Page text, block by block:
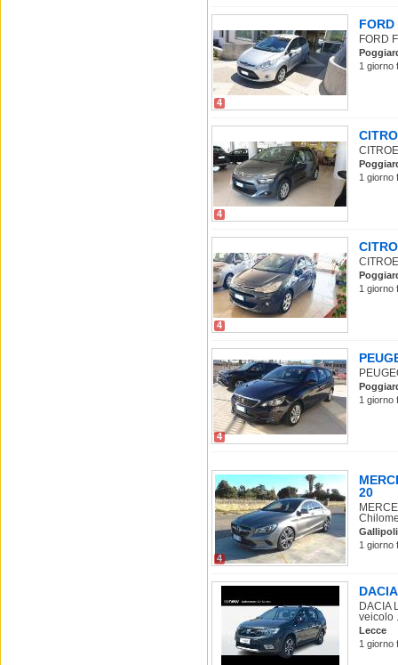
4
FORD
1 giorno
4
1 giorno
4
1 giorno
4
1 giorno
4
20
Gallipoli
1 giorno
DACIA
veicolo
Lecce
1 giorno